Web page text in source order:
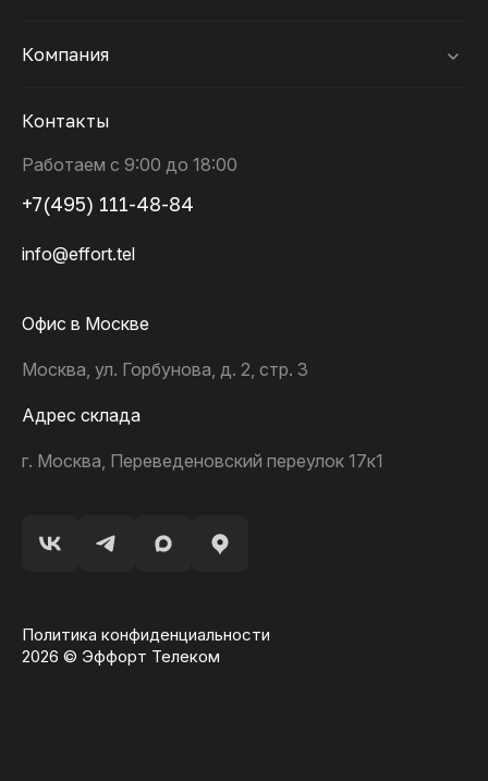
Компания
Контакты
Работаем с 9:00 до 18:00
+7(495) 111-48-84
info@effort.tel
Офис в Москве
Москва, ул. Горбунова, д. 2, стр. 3
Адрес склада
г. Москва, Переведеновский переулок 17к1
2026 © Эффорт Телеком
Политика конфиденциальности